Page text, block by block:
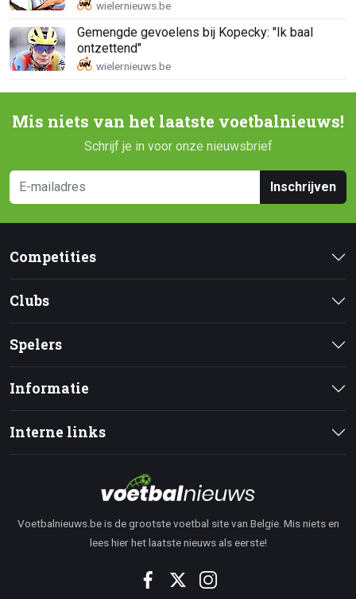
Gemengde gevoelens bij Kopecky: "Ik baal
ontzettend"
Mis niets van het laatste voetbalnieuws!
Schrijf je in voor onze nieuwsbrief
Inschrijven
Competities
Clubs
Spelers
Informatie
Interne links
Voetbalnieuws.be is de grootste voetbal site van Belgie. Mis niets en
lees hier het laatste nieuws als eerste!